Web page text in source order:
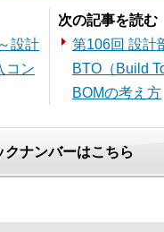
設計
コン
次の記事を読む
第106回 設計
BTO（Build
BOMの考え方
クナンバーはこちら